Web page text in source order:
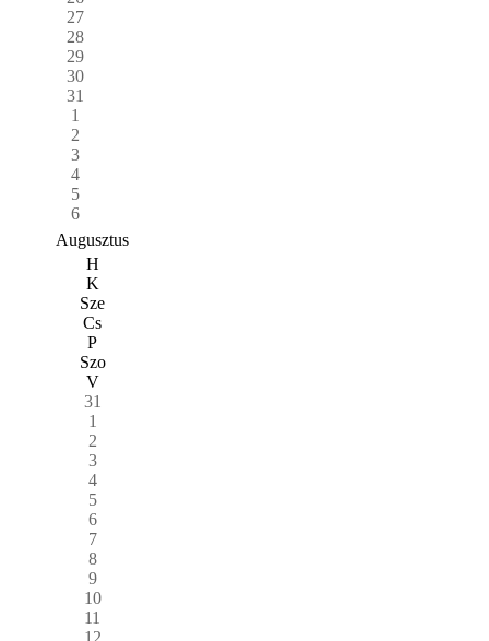
27
28
29
30
31
1
2
3
4
5
6
Augusztus
H
K
Sze
Cs
P
Szo
V
31
1
2
3
4
5
6
7
8
9
10
11
12